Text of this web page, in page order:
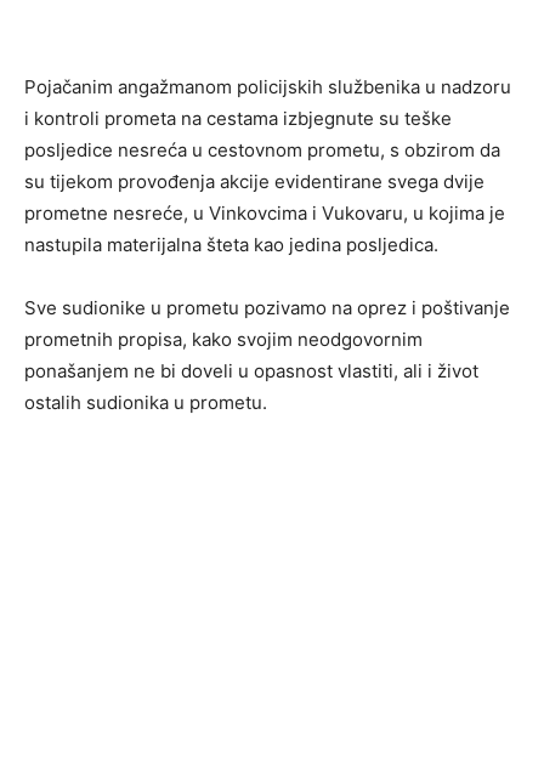
Pojačanim angažmanom policijskih službenika u nadzoru
i kontroli prometa na cestama izbjegnute su teške
posljedice nesreća u cestovnom prometu, s obzirom da
su tijekom provođenja akcije evidentirane svega dvije
prometne nesreće, u Vinkovcima i Vukovaru, u kojima je
nastupila materijalna šteta kao jedina posljedica.
Sve sudionike u prometu pozivamo na oprez i poštivanje
prometnih propisa, kako svojim neodgovornim
ponašanjem ne bi doveli u opasnost vlastiti, ali i život
ostalih sudionika u prometu.